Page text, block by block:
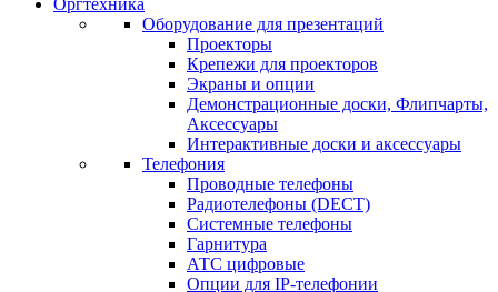
Оргтехника
Оборудование для презентаций
Проекторы
Крепежи для проекторов
Экраны и опции
Демонстрационные доски, Флипчарты,
Аксессуары
Интерактивные доски и аксессуары
Телефония
Проводные телефоны
Радиотелефоны (DECT)
Системные телефоны
Гарнитура
АТС цифровые
Опции для IP-телефонии